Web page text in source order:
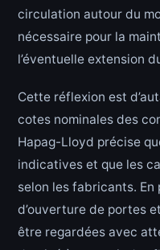
circulation autour du
nécessaire pour la
l’éventuelle extension
Cette réflexion est
cotes nominales des
Hapag-Lloyd précise
indicatives et que les
selon les fabricants. En
d’ouverture de portes
être regardées avec